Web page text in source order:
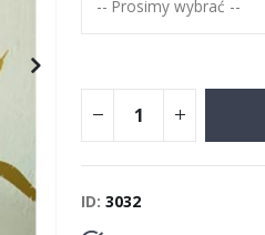
ID 3032